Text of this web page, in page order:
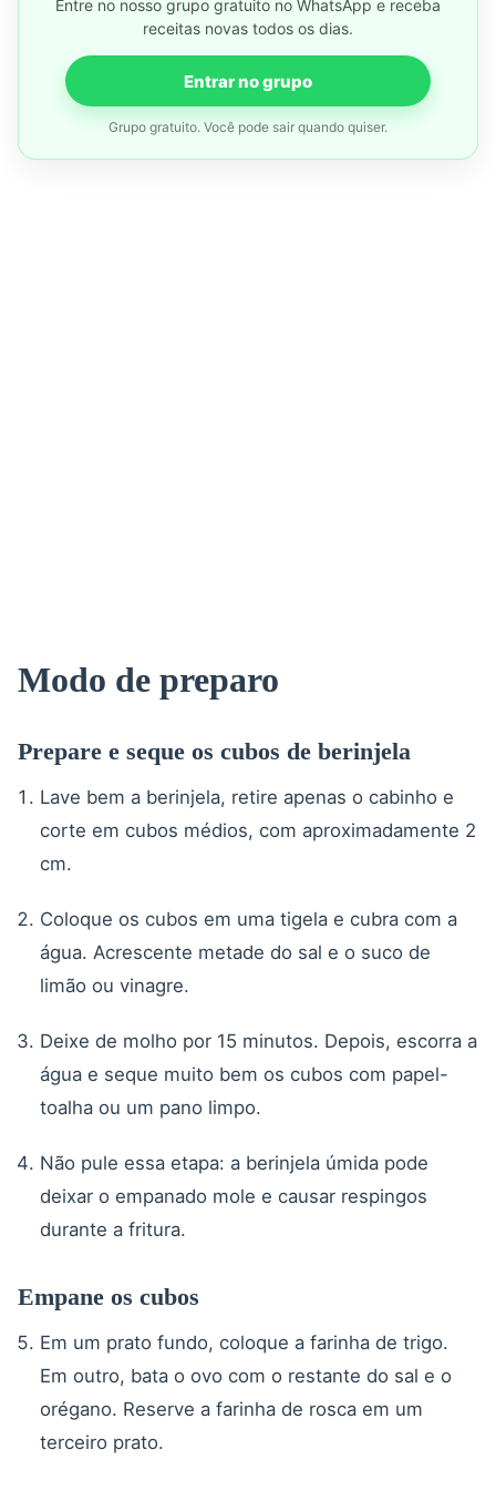
Entre no nosso grupo gratuito no WhatsApp e receba
receitas novas todos os dias.
Entrar no grupo
Grupo gratuito. Você pode sair quando quiser.
Modo de preparo
Prepare e seque os cubos de berinjela
Lave bem a berinjela, retire apenas o cabinho e
corte em cubos médios, com aproximadamente 2
cm.
Coloque os cubos em uma tigela e cubra com a
água. Acrescente metade do sal e o suco de
limão ou vinagre.
Deixe de molho por 15 minutos. Depois, escorra a
água e seque muito bem os cubos com papel-
toalha ou um pano limpo.
Não pule essa etapa: a berinjela úmida pode
deixar o empanado mole e causar respingos
durante a fritura.
Empane os cubos
Em um prato fundo, coloque a farinha de trigo.
Em outro, bata o ovo com o restante do sal e o
orégano. Reserve a farinha de rosca em um
terceiro prato.